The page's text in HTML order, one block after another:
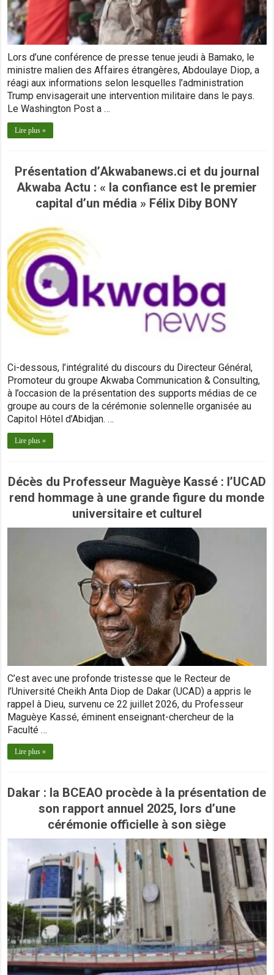
Lors d’une conférence de presse tenue jeudi à Bamako, le
ministre malien des Affaires étrangères, Abdoulaye Diop, a
réagi aux informations selon lesquelles l’administration
Trump envisagerait une intervention militaire dans le pays.
Le Washington Post a …
Lire plus »
Présentation d’Akwabanews.ci et du journal
Akwaba Actu : « la confiance est le premier
capital d’un média » Félix Diby BONY
Ci-dessous, l’intégralité du discours du Directeur Général,
Promoteur du groupe Akwaba Communication & Consulting,
à l’occasion de la présentation des supports médias de ce
groupe au cours de la cérémonie solennelle organisée au
Capitol Hôtel d’Abidjan. …
Lire plus »
Décès du Professeur Maguèye Kassé : l’UCAD
rend hommage à une grande figure du monde
universitaire et culturel
C’est avec une profonde tristesse que le Recteur de
l’Université Cheikh Anta Diop de Dakar (UCAD) a appris le
rappel à Dieu, survenu ce 22 juillet 2026, du Professeur
Maguèye Kassé, éminent enseignant-chercheur de la
Faculté …
Lire plus »
Dakar : la BCEAO procède à la présentation de
son rapport annuel 2025, lors d’une
cérémonie officielle à son siège